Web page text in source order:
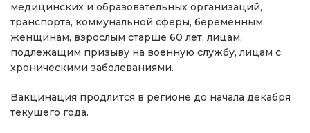
медицинских и образовательных организаций,
транспорта, коммунальной сферы, беременным
женщинам, взрослым старше 60 лет, лицам,
подлежащим призыву на военную службу, лицам с
хроническими заболеваниями.
Вакцинация продлится в регионе до начала декабря
текущего года.